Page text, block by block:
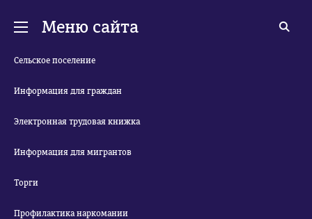
Меню сайта
Сельское поселение
Информация для граждан
Электронная трудовая книжка
Информация для мигрантов
Торги
Профилактика наркомании